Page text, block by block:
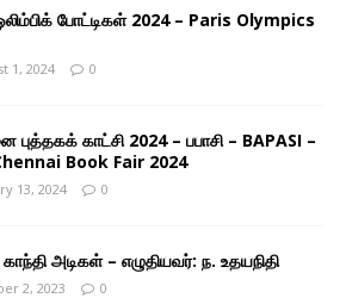
போட்டிகள் 2024 – Paris Olympics
1, 2024 0
காட்சி 2024 – பபாசி – BAPASI –
Book Fair 2024
13, 2024 0
அடிகள் – எழுதியவர்: ந. உதயநிதி
2, 2023 0